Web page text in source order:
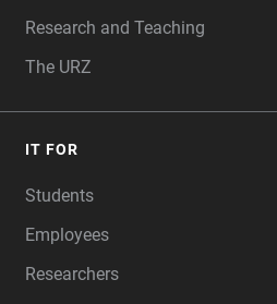
Research and Teaching
The URZ
IT FOR
Students
Employees
Researchers